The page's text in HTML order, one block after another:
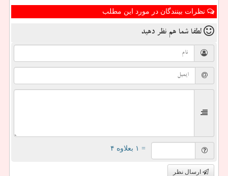
نظرات بینندگان در مورد این مطلب
لطفا شما هم نظر دهید
= ۱ بعلاوه ۴
ارسال نظر